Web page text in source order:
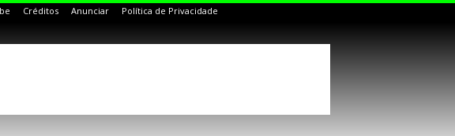
Créditos Anunciar Política de Privacidade